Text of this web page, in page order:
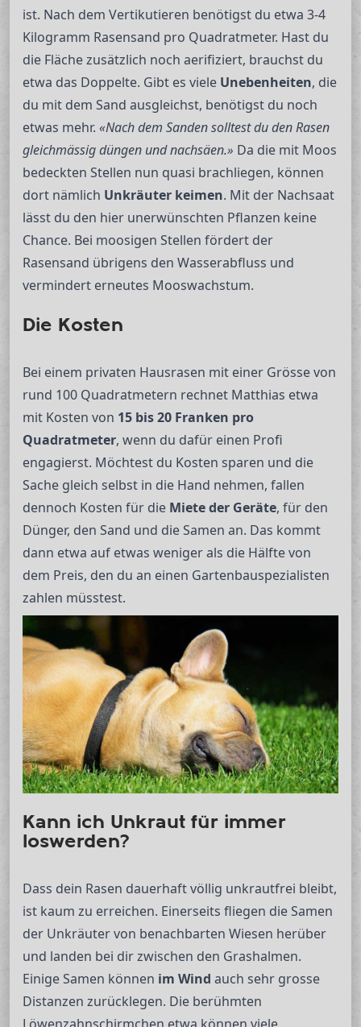
ist. Nach dem Vertikutieren benötigst du etwa 3-4
Kilogramm Rasensand pro Quadratmeter. Hast du
die Fläche zusätzlich noch aerifiziert, brauchst du
etwa das Doppelte. Gibt es viele Unebenheiten, die
du mit dem Sand ausgleichst, benötigst du noch
etwas mehr. «Nach dem Sanden solltest du den Rasen
gleichmässig düngen und nachsäen.» Da die mit Moos
bedeckten Stellen nun quasi brachliegen, können
dort nämlich Unkräuter keimen. Mit der Nachsaat
lässt du den hier unerwünschten Pflanzen keine
Chance. Bei moosigen Stellen fördert der
Rasensand übrigens den Wasserabfluss und
vermindert erneutes Mooswachstum.
Die Kosten
Bei einem privaten Hausrasen mit einer Grösse von
rund 100 Quadratmetern rechnet Matthias etwa
mit Kosten von 15 bis 20 Franken pro
Quadratmeter, wenn du dafür einen Profi
engagierst. Möchtest du Kosten sparen und die
Sache gleich selbst in die Hand nehmen, fallen
dennoch Kosten für die Miete der Geräte, für den
Dünger, den Sand und die Samen an. Das kommt
dann etwa auf etwas weniger als die Hälfte von
dem Preis, den du an einen Gartenbauspezialisten
zahlen müsstest.
Kann ich Unkraut für immer
loswerden?
Dass dein Rasen dauerhaft völlig unkrautfrei bleibt,
ist kaum zu erreichen. Einerseits fliegen die Samen
der Unkräuter von benachbarten Wiesen herüber
und landen bei dir zwischen den Grashalmen.
Einige Samen können im Wind auch sehr grosse
Distanzen zurücklegen. Die berühmten
Löwenzahnschirmchen etwa können viele